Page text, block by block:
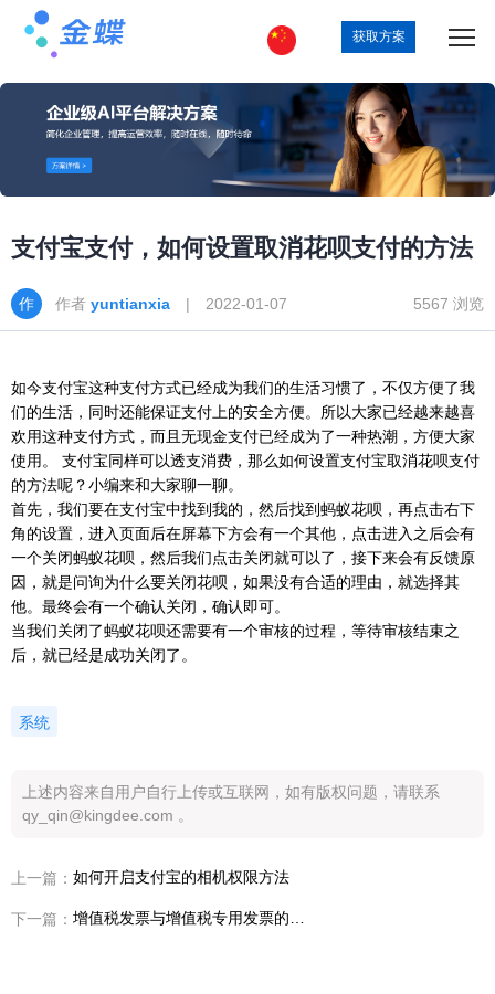
获取方案
支付宝支付，如何设置取消花呗支付的方法
作者 yuntianxia | 2022-01-07 5567 浏览
如今支付宝这种支付方式已经成为我们的生活习惯了，不仅方便了我
们的生活，同时还能保证支付上的安全方便。所以大家已经越来越喜
欢用这种支付方式，而且无现金支付已经成为了一种热潮，方便大家
使用。 支付宝同样可以透支消费，那么如何设置支付宝取消花呗支付
的方法呢？小编来和大家聊一聊。
首先，我们要在支付宝中找到我的，然后找到蚂蚁花呗，再点击右下
角的设置，进入页面后在屏幕下方会有一个其他，点击进入之后会有
一个关闭蚂蚁花呗，然后我们点击关闭就可以了，接下来会有反馈原
因，就是问询为什么要关闭花呗，如果没有合适的理由，就选择其
他。最终会有一个确认关闭，确认即可。
当我们关闭了蚂蚁花呗还需要有一个审核的过程，等待审核结束之
后，就已经是成功关闭了。
系统
上述内容来自用户自行上传或互联网，如有版权问题，请联系
qy_qin@kingdee.com 。
上一篇： 如何开启支付宝的相机权限方法
下一篇：